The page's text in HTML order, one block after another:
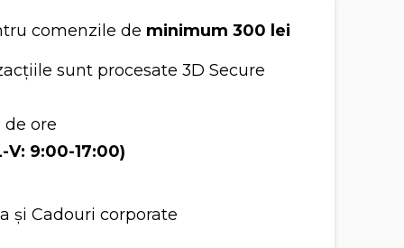
comenzile de minimum 300 lei
sunt procesate 3D Secure
de ore
V: 9:00-17:00)
și Cadouri corporate